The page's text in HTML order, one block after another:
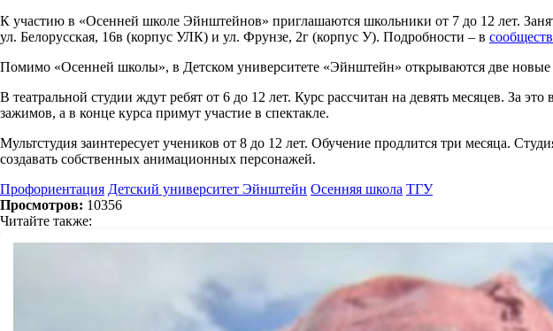
К участию в «Осенней школе Эйнштейнов» приглашаются школьники от 7 до 12 лет.
ул. Белорусская, 16в (корпус УЛК) и ул. Фрунзе, 2г (корпус У). Подробности – в
Помимо «Осенней школы», в Детском университете «Эйнштейн» открываются две новые
В театральной студии ждут ребят от 6 до 12 лет. Курс рассчитан на девять месяцев. За
зажимов, а в конце курса примут участие в спектакле.
Мультстудия заинтересует учеников от 8 до 12 лет. Обучение продлится три месяца.
создавать собственных анимационных персонажей.
Профориентация Детский университет Эйнштейн Осенняя школа ТГУ
Просмотров: 10356
Читайте также: